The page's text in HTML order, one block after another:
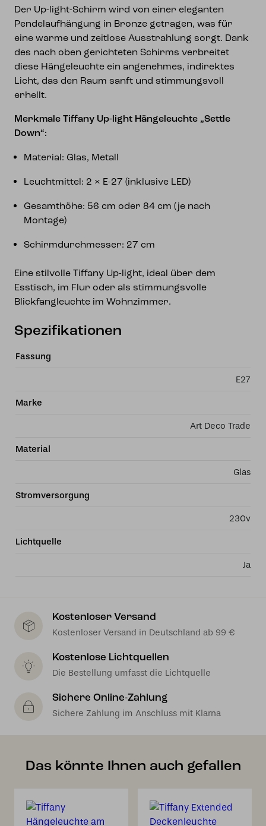
Der Up-light-Schirm wird von einer eleganten
Pendelaufhängung in Bronze getragen, was für
eine warme und zeitlose Ausstrahlung sorgt. Dank
des nach oben gerichteten Schirms verbreitet
diese Hängeleuchte ein angenehmes, indirektes
Licht, das den Raum sanft und stimmungsvoll
erhellt.
Merkmale Tiffany Up-light Hängeleuchte „Settle
Down“:
Material: Glas, Metall
Leuchtmittel: 2 × E-27 (inklusive LED)
Gesamthöhe: 56 cm oder 84 cm (je nach
Montage)
Schirmdurchmesser: 27 cm
Eine stilvolle Tiffany Up-light, ideal über dem
Esstisch, im Flur oder als stimmungsvolle
Blickfangleuchte im Wohnzimmer.
Spezifikationen
Fassung
E27
Marke
Art Deco Trade
Material
Glas
Stromversorgung
230v
Lichtquelle
Ja
Kostenloser Versand
Kostenloser Versand in Deutschland ab 99 €
Kostenlose Lichtquellen
Die Bestellung umfasst die Lichtquelle
Sichere Online-Zahlung
Sichere Zahlung im Anschluss mit Klarna
Das könnte Ihnen auch gefallen